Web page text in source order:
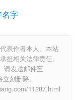
字
表作者本人。本站
担相关法律责任。
请发送邮件至
刻删除。
11287.html